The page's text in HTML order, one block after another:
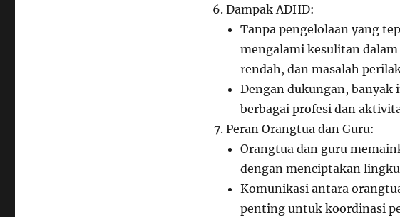
Dampak ADHD:
Tanpa pengelolaan yang
mengalami kesulitan
rendah, dan masalah
Dengan dukungan, banyak
berbagai profesi dan
Peran Orangtua dan Guru:
Orangtua dan guru
dengan menciptakan
Komunikasi antara
penting untuk koordinasi